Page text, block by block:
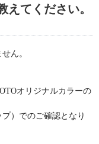
えてください。
ん。
オリジナルカラーの
）でのご確認となり